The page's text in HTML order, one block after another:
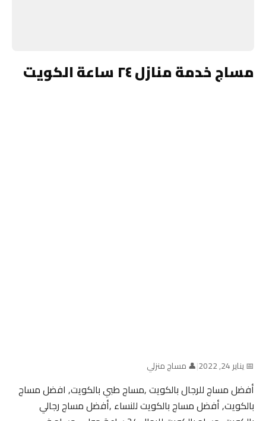
مساج خدمة منازل ٢٤ ساعة الكويت
📅 يناير 24, 2022 |👤 مساج منزلي
أفضل مساج للرجال بالكويت ,مساج طبي بالكويت, افضل مساج
بالكويت, أفضل مساج بالكويت للنساء ,أفضل مساج رجالي